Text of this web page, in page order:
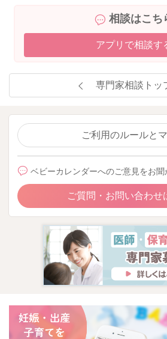
相談はこち
アプリで相談す
専門家相談ト
ご利用のルールと
ベビーカレンダーへのご意見をお聞
ご質問・お問い合わせ